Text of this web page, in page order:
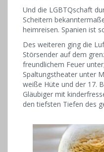
Und die LGBTQschaft
Scheitern
heimreisen. Spanien ist
Des weiteren ging die
Störsender auf dem
freundlichem Feuer
Spaltungstheater unter
weiße Hüte und der 17.
Gläubiger mit
den tiefsten Tiefen des